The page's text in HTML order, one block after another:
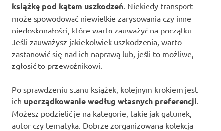
książkę pod kątem uszkodzeń . Niekiedy transport
może spowodować niewielkie zarysowania czy inne
niedoskonałości, które warto zauważyć na początku.
Jeśli zauważysz jakiekolwiek uszkodzenia, warto
zastanowić się nad ich naprawą lub, jeśli to możliwe,
zgłosić to przewoźnikowi.
Po sprawdzeniu stanu książek, kolejnym krokiem jest
ich uporządkowanie według własnych preferencji
Możesz podzielić je na kategorie, takie jak gatunek,
autor czy tematyka. Dobrze zorganizowana kolekcja